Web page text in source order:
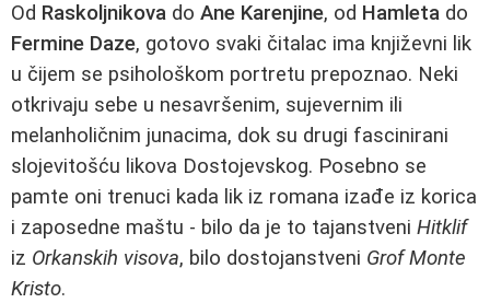
Od Raskoljnikova do Ane Karenjine, od Hamleta do
Fermine Daze, gotovo svaki čitalac ima književni lik
u čijem se psihološkom portretu prepoznao. Neki
otkrivaju sebe u nesavršenim, sujevernim ili
melanholičnim junacima, dok su drugi fascinirani
slojevitošću likova Dostojevskog. Posebno se
pamte oni trenuci kada lik iz romana izađe iz korica
i zaposedne maštu - bilo da je to tajanstveni Hitklif
iz Orkanskih visova, bilo dostojanstveni Grof Monte
Kristo.